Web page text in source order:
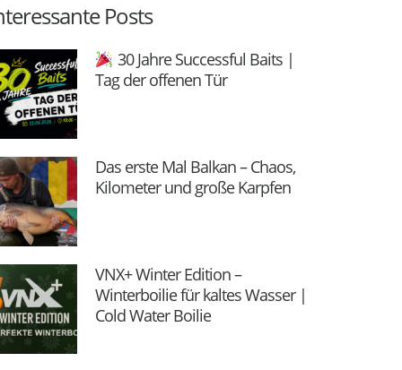
Posts
30 Jahre Successful Baits |
Tag der offenen Tür
Das erste Mal Balkan – Chaos,
Kilometer und große Karpfen
VNX+ Winter Edition –
Winterboilie für kaltes Wasser |
Cold Water Boilie